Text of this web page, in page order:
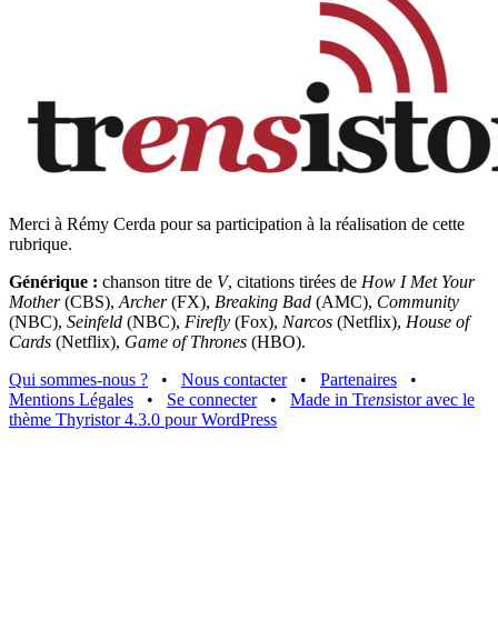
Merci à Rémy Cerda pour sa participation à la réalisation de cette
rubrique.
Générique : chanson titre de V, citations tirées de How I Met Your
Mother(CBS),Archer(FX), Breaking Bad (AMC), Community
(NBC), Seinfeld (NBC), Firefly (Fox), Narcos (Netflix), House of
Cards (Netflix), Game of Thrones (HBO).
Qui sommes-nous ?
• Nous contacter • Partenaires
•
Mentions Légales
• Se connecter • Made in Trensistor avec le
thème Thyristor 4.3.0 pour WordPress